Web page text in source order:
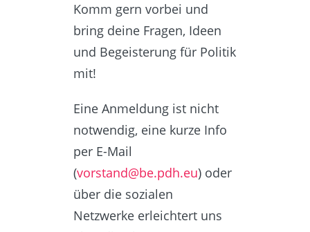
Komm gern vorbei und
bring deine Fragen, Ideen
und Begeisterung für Politik
mit!
Eine Anmeldung ist nicht
notwendig, eine kurze Info
per E-Mail
(vorstand@be.pdh.eu) oder
über die sozialen
Netzwerke erleichtert uns